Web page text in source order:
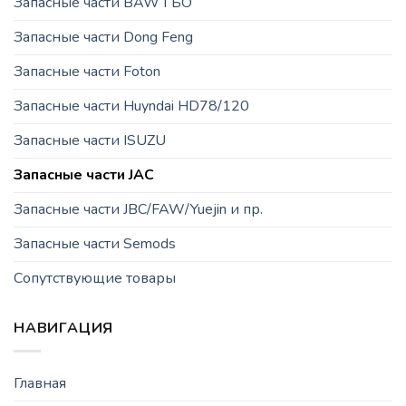
Запасные части Dong Feng
Запасные части Foton
Запасные части Huyndai HD78/120
Запасные части ISUZU
Запасные части JAC
Запасные части JBC/FAW/Yuejin и пр.
Запасные части Semods
Сопутствующие товары
НАВИГАЦИЯ
Главная